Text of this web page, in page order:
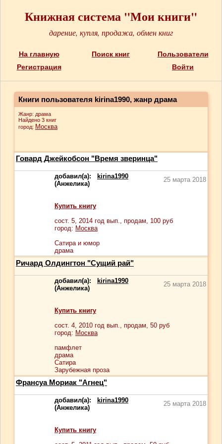
Книжная система "Мои книги"
дарение, купля, продажа, обмен книг
На главную Поиск книг
Пользователи
Регистрация
Войти
Книги пользователя kirina1990, жанр драма
Жанр: драма
Найдено 3 книг
город: Москва
Говард Джейкобсон "Время зверинца"
добавил(а):
kirina1990
(Анжелика)
25 марта 2018
Купить книгу
сост. 5, 2014 год вып., продам, 100 руб
город: Москва
Сатира и юмор
драма
Ричард Олдингтон "Сущий рай"
добавил(а):
kirina1990
(Анжелика)
25 марта 2018
Купить книгу
сост. 4, 2010 год вып., продам, 50 руб
город: Москва
памфлет
драма
Сатира
Зарубежная проза
Франсуа Мориак "Агнец"
добавил(а):
kirina1990
(Анжелика)
25 марта 2018
Купить книгу